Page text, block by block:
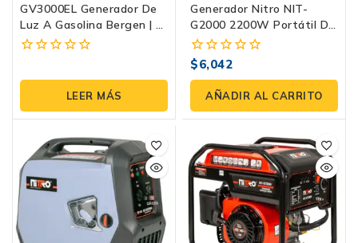
GV3000EL Generador De
Luz A Gasolina Bergen | 4
Tiempos Arranque
fuera
5
LEER MÁS
Generador Nitro NIT-
G2000 2200W Portátil De
Emergencia- Eficiente En
Combustible, Motor De
Gasolina 4 Tiempos, Ideal
Para Exteriores Y Carga
De Batería
0
fuera
5
$6,042
AÑADIR AL CARRITO